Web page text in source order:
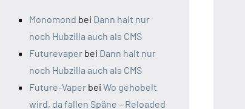
Monomond bei Dann halt nur
noch Hubzilla auch als CMS
Futurevaper bei Dann halt nur
noch Hubzilla auch als CMS
Future-Vaper bei Wo gehobelt
wird, da fallen Späne – Reloaded